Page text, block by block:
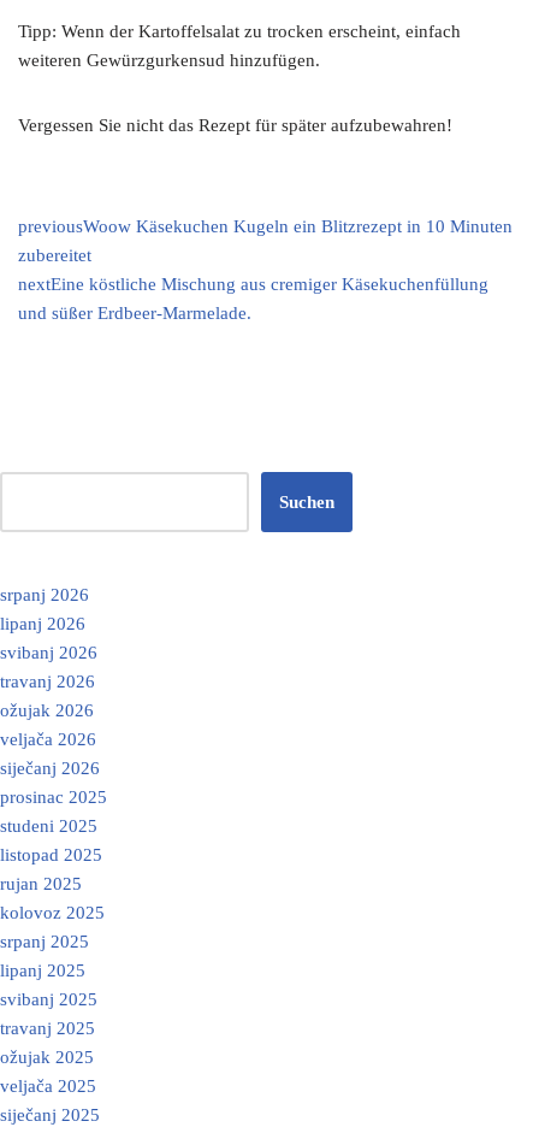
Tipp: Wenn der Kartoffelsalat zu trocken erscheint, einfach
weiteren Gewürzgurkensud hinzufügen.
Vergessen Sie nicht das Rezept für später aufzubewahren!
previousWoow Käsekuchen Kugeln ein Blitzrezept in 10 Minuten
zubereitet
nextEine köstliche Mischung aus cremiger Käsekuchenfüllung
und süßer Erdbeer-Marmelade.
Suchen
srpanj 2026
lipanj 2026
svibanj 2026
travanj 2026
ožujak 2026
veljača 2026
siječanj 2026
prosinac 2025
studeni 2025
listopad 2025
rujan 2025
kolovoz 2025
srpanj 2025
lipanj 2025
svibanj 2025
travanj 2025
ožujak 2025
veljača 2025
siječanj 2025